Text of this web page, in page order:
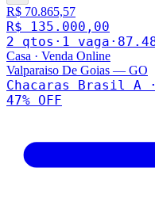
R$ 70.865,57
R$ 135.000,00
2 qtos · 1 vaga ·
Casa · Venda Online
Valparaiso De Goias — GO
Chacaras Brasil A
47% OFF